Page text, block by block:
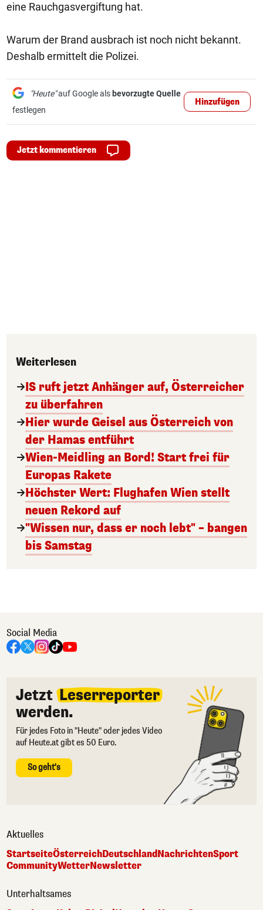
eine Rauchgasvergiftung hat.
Warum der Brand ausbrach ist noch nicht bekannt.
Deshalb ermittelt die Polizei.
"Heute"auf Google als bevorzugte Quelle
festlegen
Hinzufügen
Jetzt kommentieren
Weiterlesen
IS ruft jetzt Anhänger auf, Österreicher
zu überfahren
Hier wurde Geisel aus Österreich von
der Hamas entführt
Wien-Meidling an Bord! Start frei für
Europas Rakete
Höchster Wert: Flughafen Wien stellt
neuen Rekord auf
"Wissen nur, dass er noch lebt" – bangen
bis Samstag
Social Media
Jetzt Leserreporter
werden.
Für jedes Foto in "Heute" oder jedes Video
auf Heute.at gibt es 50 Euro.
So geht's
Aktuelles
StartseiteÖsterreichDeutschlandNachrichtenSport
CommunityWetterNewsletter
Unterhaltsames